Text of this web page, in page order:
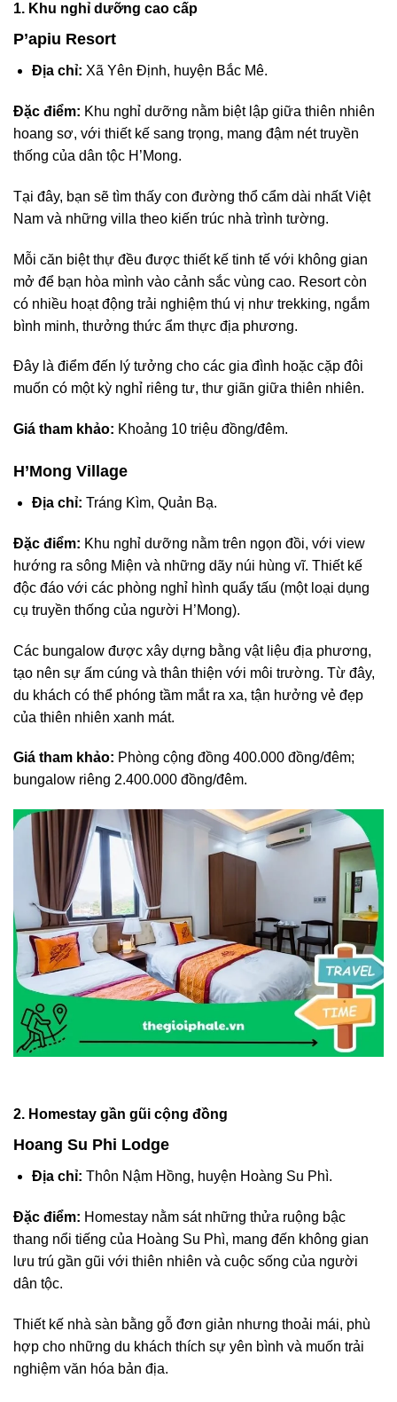
1. Khu nghỉ dưỡng cao cấp
P’apiu Resort
Địa chỉ: Xã Yên Định, huyện Bắc Mê.
Đặc điểm: Khu nghỉ dưỡng nằm biệt lập giữa thiên nhiên
hoang sơ, với thiết kế sang trọng, mang đậm nét truyền
thống của dân tộc H’Mong.
Tại đây, bạn sẽ tìm thấy con đường thổ cẩm dài nhất Việt
Nam và những villa theo kiến trúc nhà trình tường.
Mỗi căn biệt thự đều được thiết kế tinh tế với không gian
mở để bạn hòa mình vào cảnh sắc vùng cao. Resort còn
có nhiều hoạt động trải nghiệm thú vị như trekking, ngắm
bình minh, thưởng thức ẩm thực địa phương.
Đây là điểm đến lý tưởng cho các gia đình hoặc cặp đôi
muốn có một kỳ nghỉ riêng tư, thư giãn giữa thiên nhiên.
Giá tham khảo: Khoảng 10 triệu đồng/đêm.
H’Mong Village
Địa chỉ: Tráng Kìm, Quản Bạ.
Đặc điểm: Khu nghỉ dưỡng nằm trên ngọn đồi, với view
hướng ra sông Miện và những dãy núi hùng vĩ. Thiết kế
độc đáo với các phòng nghỉ hình quẩy tấu (một loại dụng
cụ truyền thống của người H’Mong).
Các bungalow được xây dựng bằng vật liệu địa phương,
tạo nên sự ấm cúng và thân thiện với môi trường. Từ đây,
du khách có thể phóng tầm mắt ra xa, tận hưởng vẻ đẹp
của thiên nhiên xanh mát.
Giá tham khảo: Phòng cộng đồng 400.000 đồng/đêm;
bungalow riêng 2.400.000 đồng/đêm.
2. Homestay gần gũi cộng đồng
Hoang Su Phi Lodge
Địa chỉ: Thôn Nậm Hồng, huyện Hoàng Su Phì.
Đặc điểm: Homestay nằm sát những thửa ruộng bậc
thang nổi tiếng của Hoàng Su Phì, mang đến không gian
lưu trú gần gũi với thiên nhiên và cuộc sống của người
dân tộc.
Thiết kế nhà sàn bằng gỗ đơn giản nhưng thoải mái, phù
hợp cho những du khách thích sự yên bình và muốn trải
nghiệm văn hóa bản địa.